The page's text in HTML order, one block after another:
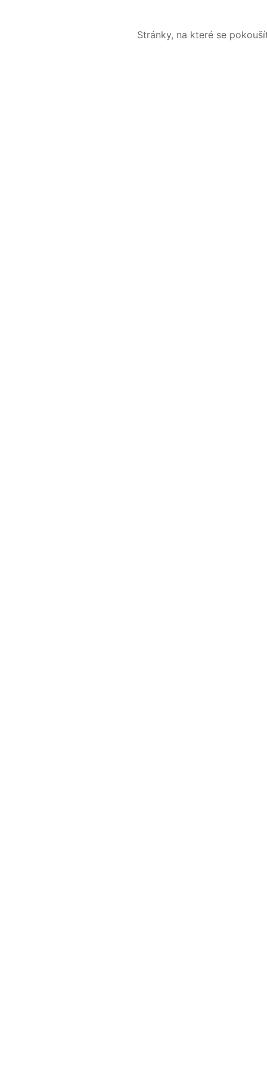
Stránky, na které se